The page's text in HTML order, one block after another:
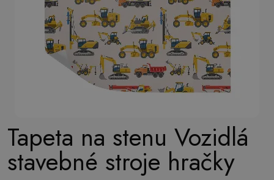
Tapeta na stenu Vozidlá
stavebné stroje hračky